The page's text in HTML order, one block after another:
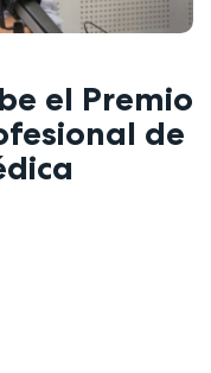
el Premio
de